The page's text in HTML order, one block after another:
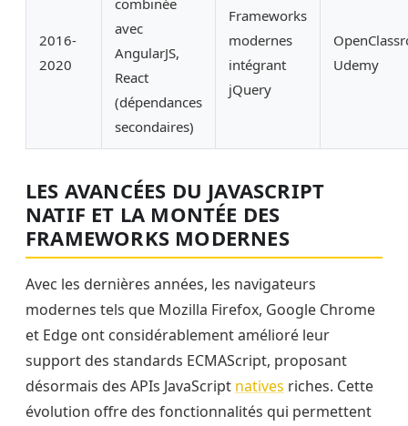
2016-
2020
combinée
avec
AngularJS,
React
(dépendances
secondaires)
Frameworks
modernes
intégrant
jQuery
Udemy
LES AVANCÉES DU JAVASCRIPT
NATIF ET LA MONTÉE DES
FRAMEWORKS MODERNES
Avec les dernières années, les navigateurs
modernes tels que Mozilla Firefox, Google Chrome
et Edge ont considérablement amélioré leur
support des standards ECMAScript, proposant
désormais des APIs JavaScript natives riches. Cette
évolution offre des fonctionnalités qui permettent